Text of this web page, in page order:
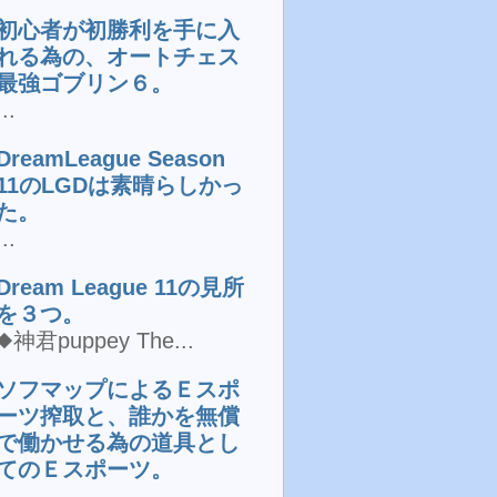
心者が初勝利を手に入
る為の、オートチェス
強ゴブリン６。
Season
のLGDは素晴らしかっ
。
League 11の見所
３つ。
神君puppey The...
フマップによるＥスポ
ツ搾取と、誰かを無償
働かせる為の道具とし
のＥスポーツ。